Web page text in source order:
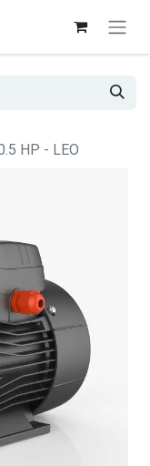
HP - LEO